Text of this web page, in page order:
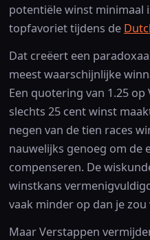
potentiële winst minimaal
topfavoriet tijdens de
Dat creëert een
meest waarschijnlijke
Een quotering van 1.25
slechts 25 cent winst
negen van de tien races
nauwelijks genoeg om de
compenseren. De
winstkans
vaak minder op dan je
Maar Verstappen